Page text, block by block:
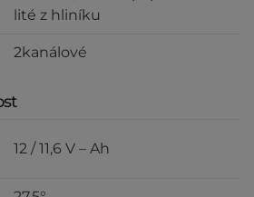
lité z hliníku
2kanálové
12 / 11,6 V – Ah